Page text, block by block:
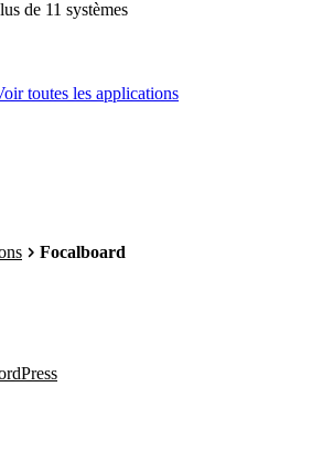
de 11 systèmes
toutes les applications
Focalboard